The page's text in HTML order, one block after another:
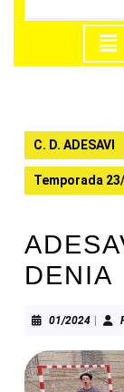
C. D. ADESAVI
Temporada
DENIA
01/202401/